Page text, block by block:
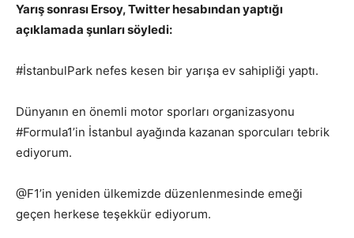
Yarış sonrası Ersoy, Twitter hesabından yaptığı
açıklamada şunları söyledi:
#İstanbulPark nefes kesen bir yarışa ev sahipliği yaptı.
Dünyanın en önemli motor sporları organizasyonu
#Formula1’in İstanbul ayağında kazanan sporcuları tebrik
ediyorum.
@F1’in yeniden ülkemizde düzenlenmesinde emeği
geçen herkese teşekkür ediyorum.